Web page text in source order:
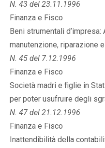
N. 43 del 23.11.1996
Finanza e Fisco
Beni strumentali
manutenzione, riparazione
N. 45 del 7.12.1996
Finanza e Fisco
Società madri e figlie in
per poter usufruire degli
N. 47 del 21.12.1996
Finanza e Fisco
Inattendibilità della